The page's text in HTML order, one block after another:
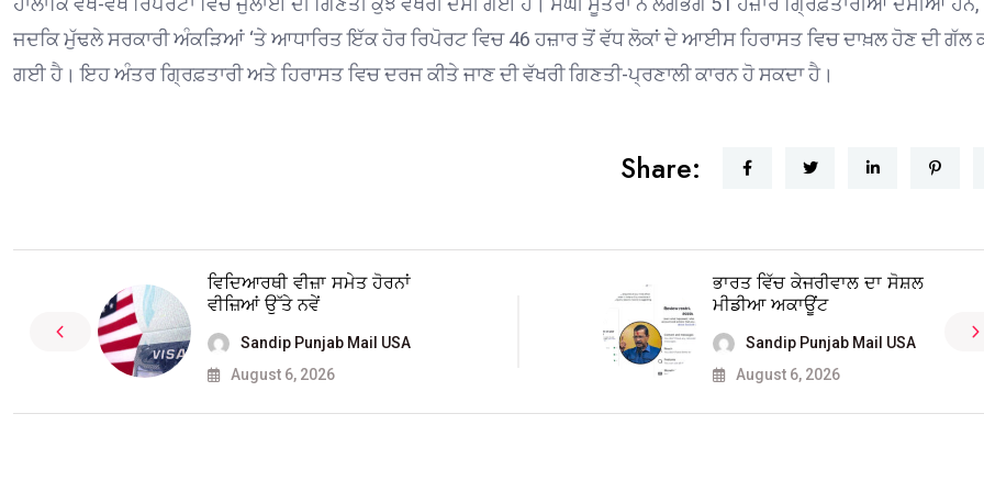
ਜਦਕਿ ਮੁੱਢਲੇ ਸਰਕਾਰੀ ਅੰਕੜਿਆਂ ‘ਤੇ ਆਧਾਰਿਤ ਇੱਕ ਹੋਰ ਰਿਪੋਰਟ ਵਿਚ 46 ਹਜ਼ਾਰ ਤੋਂ ਵੱਧ ਲੋਕਾਂ ਦੇ ਆਈਸ ਹਿਰਾਸਤ ਵਿਚ ਦਾਖ਼ਲ ਹੋਣ ਦੀ ਗੱਲ
ਗਈ ਹੈ। ਇਹ ਅੰਤਰ ਗ੍ਰਿਫ਼ਤਾਰੀ ਅਤੇ ਹਿਰਾਸਤ ਵਿਚ ਦਰਜ ਕੀਤੇ ਜਾਣ ਦੀ ਵੱਖਰੀ ਗਿਣਤੀ-ਪ੍ਰਣਾਲੀ ਕਾਰਨ ਹੋ ਸਕਦਾ ਹੈ।
Share:
ਵਿਦਿਆਰਥੀ ਵੀਜ਼ਾ ਸਮੇਤ ਹੋਰਨਾਂ
ਵੀਜ਼ਿਆਂ ਉੱਤੇ ਨਵੇਂ
Sandip Punjab Mail USA
August 6, 2026
ਭਾਰਤ ਵਿੱਚ ਕੇਜਰੀਵਾਲ ਦਾ ਸੋਸ਼ਲ
ਮੀਡੀਆ ਅਕਾਊਂਟ
Sandip Punjab Mail USA
August 6, 2026